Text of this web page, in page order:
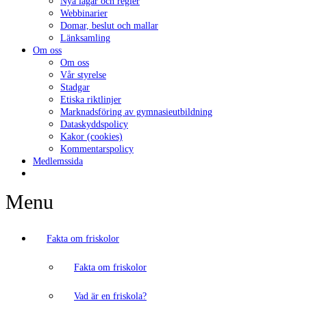
Webbinarier
Domar, beslut och mallar
Länksamling
Om oss
Om oss
Vår styrelse
Stadgar
Etiska riktlinjer
Marknadsföring av gymnasieutbildning
Dataskyddspolicy
Kakor (cookies)
Kommentarspolicy
Medlemssida
Menu
Fakta om friskolor
Fakta om friskolor
Vad är en friskola?